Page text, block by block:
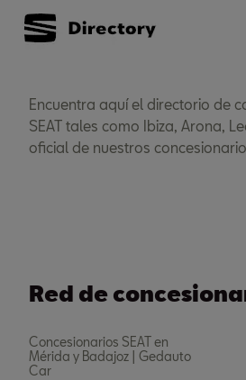
Encuentra aquí el directorio de
SEAT tales como Ibiza, Arona,
oficial de nuestros
Red de
Concesionarios SEAT en
Mérida y Badajoz | Gedauto
Car